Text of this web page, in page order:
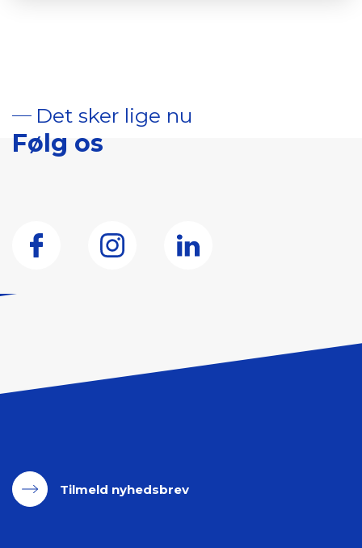
Til dig, der er testet positiv - se her
Til dig, der er nær kontakt - se her
Sundhedsstyrelsens gode råd til unge - se her
Det sker lige nu
Følg os
Tilmeld nyhedsbrev